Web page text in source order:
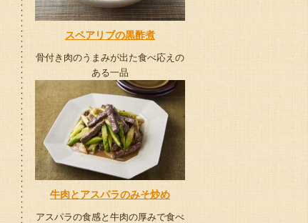
スペアリブの黒酢煮
骨付き肉のうまみが出た食べ応えの
ある一品
牛肉とアスパラのみそ炒め
アスパラの食感と牛肉の厚みで食べ